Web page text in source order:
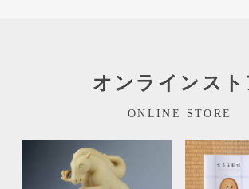
オンラインスト
ONLINE STORE